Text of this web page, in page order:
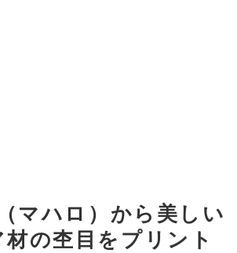
マハロ）から美しい
の杢目をプリント